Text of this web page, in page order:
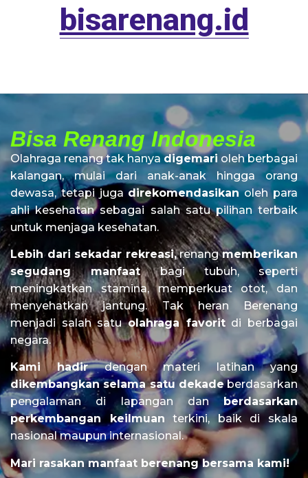
bisarenang.id
Bisa Renang Indonesia
Olahraga renang tak hanyadigemari oleh berbagai
kalangan, mulai dari anak-anak hingga orang
dewasa, tetapi jugadirekomendasikanoleh para
ahli kesehatan sebagai salah satu pilihan terbaik
untuk menjaga kesehatan.
Lebih dari sekadar rekreasi,renangmemberikan
segudang manfaatbagi tubuh, seperti
meningkatkan stamina, memperkuat otot, dan
menyehatkan jantung. Tak heran Berenang
menjadi salah satuolahraga favoritdi berbagai
negara.
Kami hadirdengan materi latihan yang
dikembangkan selama satu dekadeberdasarkan
pengalaman di lapangan danberdasarkan
perkembangan keilmuan terkini, baik di skala
nasional maupun internasional.
Mari rasakan manfaat berenang bersama kami!